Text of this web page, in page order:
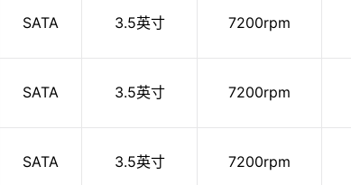
SATA 3.5英寸 7200rpm
SATA 3.5英寸 7200rpm
SATA 3.5英寸 7200rpm